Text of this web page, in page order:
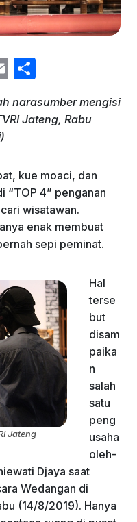
E
ai ar
narasumber mengisi
Jateng, Rabu
)
kue moaci, dan
“TOP 4” penganan
wisatawan.
enak membuat
sepi peminat.
Jateng
Hal
terse
but
disam
paika
n
salah
satu
peng
usaha
oleh-
Djaya saat
Wedangan di
(14/8/2019). Hanya